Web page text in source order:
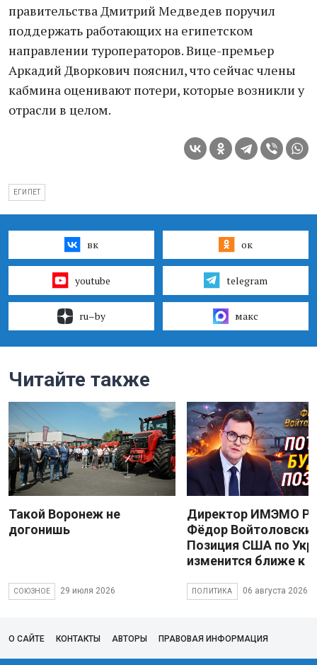
правительства Дмитрий Медведев поручил
поддержать работающих на египетском
направлении туроператоров. Вице-премьер
Аркадий Дворкович пояснил, что сейчас члены
кабмина оценивают потери, которые возникли у
отрасли в целом.
ЕГИПЕТ
вк ок
youtube telegram
ru–by макс
Читайте также
Такой Воронеж не
догонишь
СОЮЗНОЕ 29 июля 2026
Директор ИМЭМО
Фёдор
Позиция США по
изменится ближе к
ПОЛИТИКА 06 августа 2026
О САЙТЕ КОНТАКТЫ АВТОРЫ ПРАВОВАЯ ИНФОРМАЦИЯ